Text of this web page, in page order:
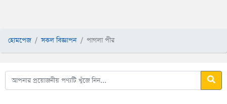
হোমপেজ সকল বিজ্ঞাপন পাগলা পীর